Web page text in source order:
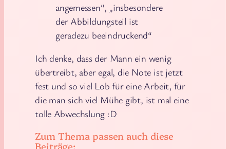
angemessen“, „insbesondere
der Abbildungsteil ist
geradezu beeindruckend“
Ich denke, dass der Mann ein wenig
übertreibt, aber egal, die Note ist jetzt
fest und so viel Lob für eine Arbeit, für
die man sich viel Mühe gibt, ist mal eine
tolle Abwechslung :D
Zum Thema passen auch diese
Beiträge: